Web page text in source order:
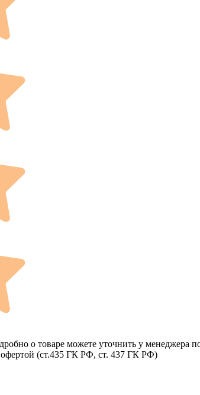
о товаре можете уточнить у менеджера
(ст.435 ГК РФ, cт. 437 ГК РФ)